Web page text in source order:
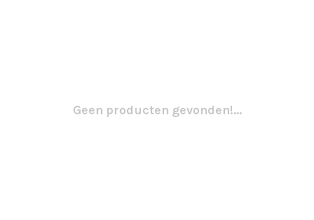
Geen producten gevonden!...